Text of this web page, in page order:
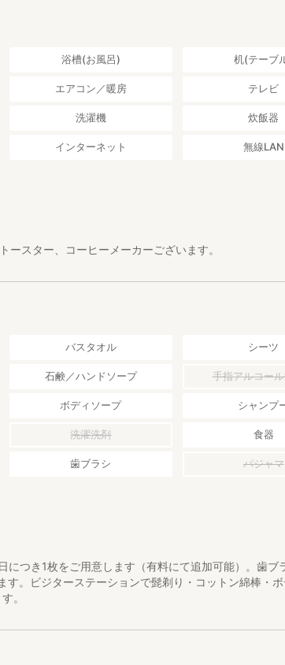
ー、コンディショナー、ボディソープの入ったボトルを
3名様以上でご利用の場合、3人目から1人追加ごとに
2歳以上のお子様は大人と同じ料金です。宿泊人数に含
をご希望の場合は、宿泊人数に含めてご予約ください。
トさせていただきます。タオルは2泊につき1枚ご用意
5泊〜6泊3枚..）。歯ブラシは宿泊数に関わらず1名様あ
類のお持ち帰りは固くお断りいたします。
のチェックインタブレットでお受付します。
インとなります。
静かにお過ごしください。（夜間屋内外での話し声な
は一切応じません。）
自身でご用意ください。
的にご自身で行っていただきます。掃除用具はご用意
由にご利用いただけますが、取り扱いには十分ご注意
状回復に必要な実費を、また、休業が必要となった場
浴槽(お風呂) 机(テーブ
エアコン／暖房 テレビ
洗濯機 炊飯器
インターネット 無線LAN
ースター、コーヒーメーカーございます。
バスタオル シーツ
石鹸／ハンドソープ 手指アルコー
ボディソープ シャンプ
洗濯洗剤 食器
歯ブラシ パジャマ
につき1枚をご用意します（有料にて追加可能）。歯ブ
す。ビジターステーションで髭剃り・コットン綿棒・
。